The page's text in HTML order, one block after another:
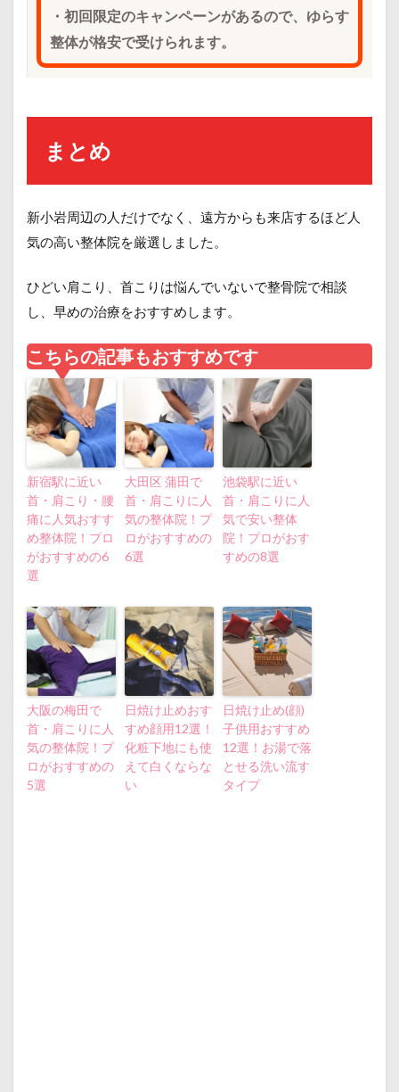
・初回限定のキャンペーンがあるので、ゆらす
整体が格安で受けられます。
まとめ
新小岩周辺の人だけでなく、遠方からも来店するほど人
気の高い整体院を厳選しました。
ひどい肩こり、首こりは悩んでいないで整骨院で相談
し、早めの治療をおすすめします。
こちらの記事もおすすめです
新宿駅に近い
首・肩こり・腰
痛に人気おすす
め整体院！プロ
がおすすめの6
選
大田区 蒲田で
首・肩こりに人
気の整体院！プ
ロがおすすめの
6選
池袋駅に近い
首・肩こりに人
気で安い整体
院！プロがおす
すめの8選
大阪の梅田で
首・肩こりに人
気の整体院！プ
ロがおすすめの
5選
日焼け止めおす
すめ顔用12選！
化粧下地にも使
えて白くならな
い
日焼け止め(顔)
子供用おすすめ
12選！お湯で落
とせる洗い流す
タイプ